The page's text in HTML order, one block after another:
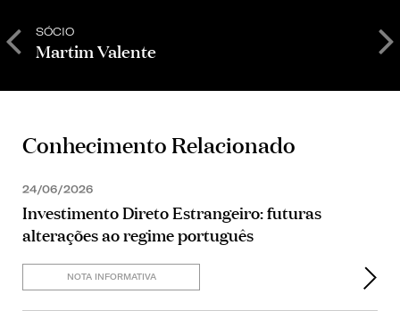
SÓCIO
Martim Valente
Conhecimento Relacionado
24/06/2026
Investimento Direto Estrangeiro: futuras
alterações ao regime português
NOTA INFORMATIVA